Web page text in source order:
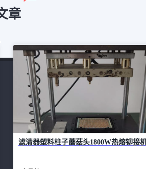
章
滤清器塑料柱子蘑菇头1800W热熔铆接